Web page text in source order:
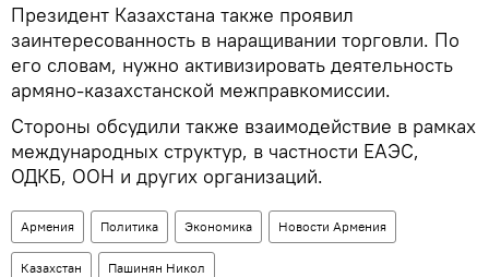
Президент Казахстана также проявил
заинтересованность в наращивании торговли. По
его словам, нужно активизировать деятельность
армяно-казахстанской межправкомиссии.
Стороны обсудили также взаимодействие в рамках
международных структур, в частности ЕАЭС,
ОДКБ, ООН и других организаций.
Армения Политика Экономика Новости Армения
Казахстан Пашинян Никол